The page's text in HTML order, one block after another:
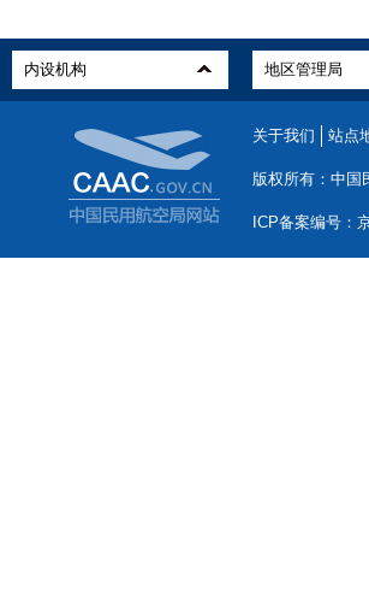
关于我们 站点
版权所有：中国
ICP备案编号：